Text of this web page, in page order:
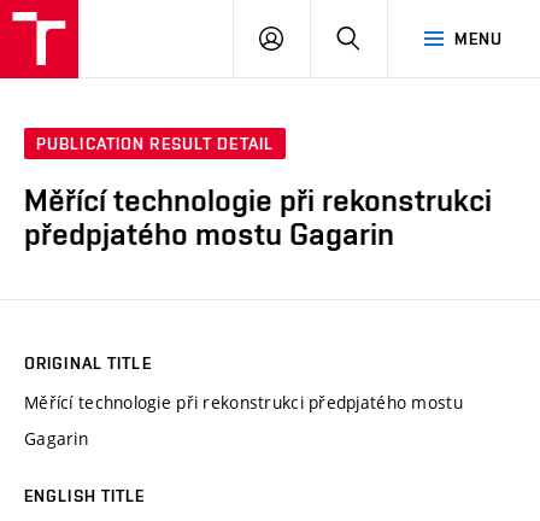
MENU
LOG
SEARCH
PUBLICATION RESULT DETAIL
Měřící technologie při rekonstrukci
předpjatého mostu Gagarin
ORIGINAL TITLE
Měřící technologie při rekonstrukci předpjatého mostu
Gagarin
ENGLISH TITLE